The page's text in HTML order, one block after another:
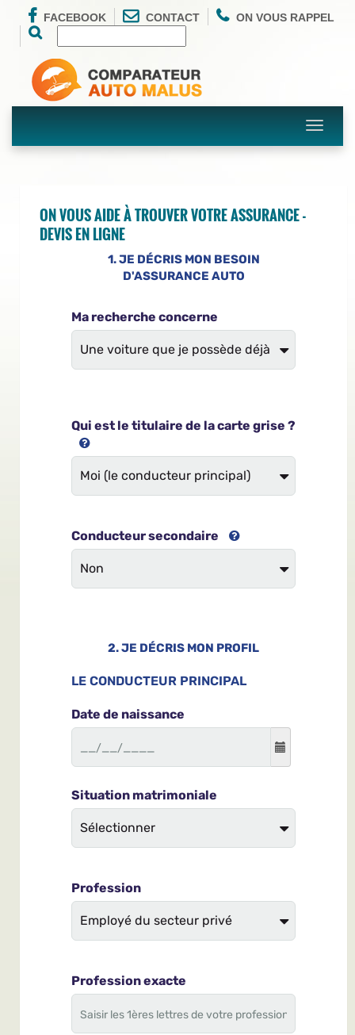
FACEBOOK CONTACT ON VOUS RAPPEL
Toggle
ON VOUS AIDE À TROUVER VOTRE ASSURANCE -
DEVIS EN LIGNE